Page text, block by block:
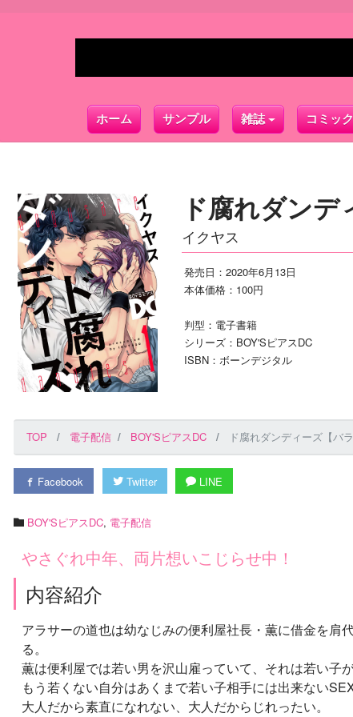
ホーム サンプル 雑誌 コミッ
ド腐れダンデ
イクヤス
発売日：2020年6月13日
本体価格：100円
判型：電子書籍
シリーズ：BOY'SピアスDC
ISBN：ボーンデジタル
TOP 電子配信 BOY'SピアスDC ド腐れダンディーズ【バ
Facebook Twitter LINE
BOY'SピアスDC, 電子配信
やさぐれ中年、両片想いこじらせ中！
内容紹介
アラサーの道也は幼なじみの便利屋社長・薫に借金を肩
る。
薫は便利屋では若い男を沢山雇っていて、それは若い子が
もう若くない自分はあくまで若い子相手には出来ない
大人だから素直になれない、大人だからじれったい。